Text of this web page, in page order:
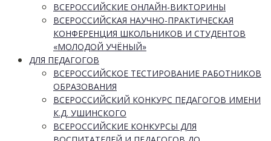
ВСЕРОССИЙСКИЕ ОНЛАЙН-ВИКТОРИНЫ
ВСЕРОССИЙСКАЯ НАУЧНО-ПРАКТИЧЕСКАЯ
КОНФЕРЕНЦИЯ ШКОЛЬНИКОВ И СТУДЕНТОВ
«МОЛОДОЙ УЧЁНЫЙ»
ДЛЯ ПЕДАГОГОВ
ВСЕРОССИЙСКОЕ ТЕСТИРОВАНИЕ РАБОТНИКОВ
ОБРАЗОВАНИЯ
ВСЕРОССИЙСКИЙ КОНКУРС ПЕДАГОГОВ ИМЕНИ
К.Д. УШИНСКОГО
ВСЕРОССИЙСКИЕ КОНКУРСЫ ДЛЯ